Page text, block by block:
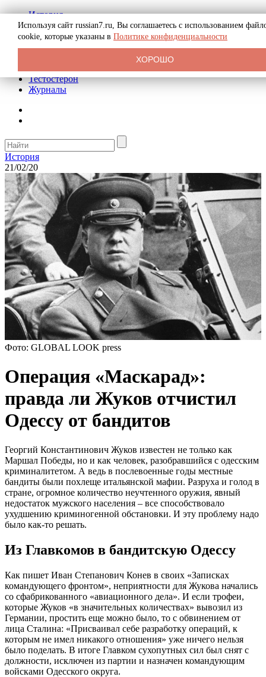
История
Биография
Криминал
Реклама на сайте
Тестостерон
Журналы
История
21/02/20
Фото: GLOBAL LOOK press
Операция «Маскарад»:
правда ли Жуков отчистил
Одессу от бандитов
Георгий Константинович Жуков известен не только как
Маршал Победы, но и как человек, разобравшийся с одесским
криминалитетом. А ведь в послевоенные годы местные
бандиты были похлеще итальянской мафии. Разруха и голод в
стране, огромное количество неучтенного оружия, явный
недостаток мужского населения – все способствовало
ухудшению криминогенной обстановки. И эту проблему надо
было как-то решать.
Из Главкомов в бандитскую Одессу
Как пишет Иван Степанович Конев в своих «Записках
командующего фронтом», неприятности для Жукова начались
со сфабрикованного «авиационного дела». И если трофеи,
которые Жуков «в значительных количествах» вывозил из
Германии, простить еще можно было, то с обвинением от
лица Сталина: «Присваивал себе разработку операций, к
которым не имел никакого отношения» уже ничего нельзя
было поделать. В итоге Главком сухопутных сил был снят с
должности, исключен из партии и назначен командующим
войсками Одесского округа.
Используя сайт russian7.ru, Вы соглашаетесь с использованием
cookie, которые указаны в Политике конфиденциальности
ХОРОШО